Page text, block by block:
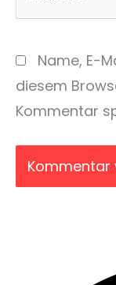
Name, E-
diesem
Kommentar